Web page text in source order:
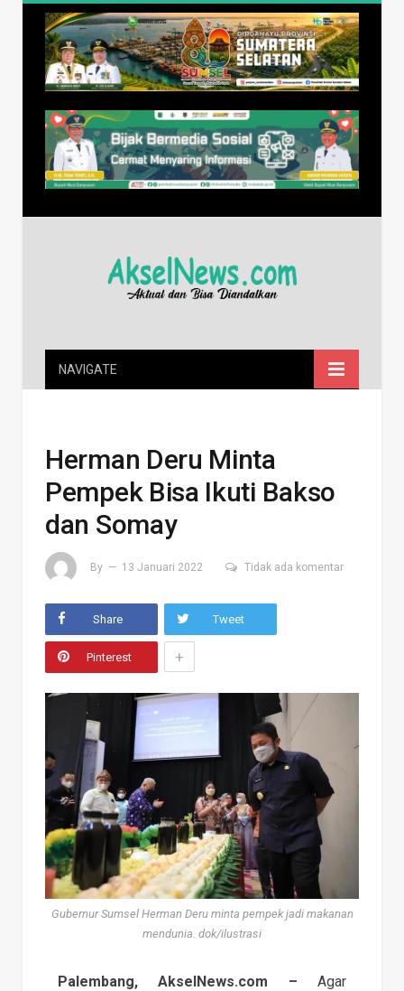
NAVIGATE
Herman Deru Minta
Pempek Bisa Ikuti Bakso
dan Somay
By 13 Januari 2022 Tidak ada komentar
Share Tweet
Pinterest +
Gubernur Sumsel Herman Deru minta pempek jadi makanan
mendunia. dok/ilustrasi
Palembang, AkselNews.com – Agar